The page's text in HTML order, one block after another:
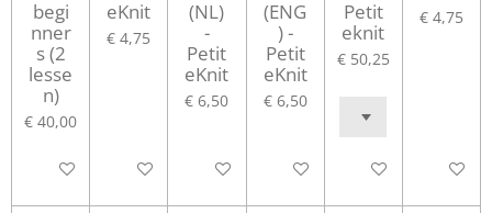
begi
nner
s (2
lesse
n)
€ 40,00
In winkelwagen
eKnit
€ 4,75
In winkelwagen
(NL)
-
Petit
eKnit
€ 6,50
In winkelwagen
(ENG
) -
Petit
eKnit
€ 6,50
In winkelwagen
Petit
eknit
€ 50,25
Houd mij op de
€ 4,75
In